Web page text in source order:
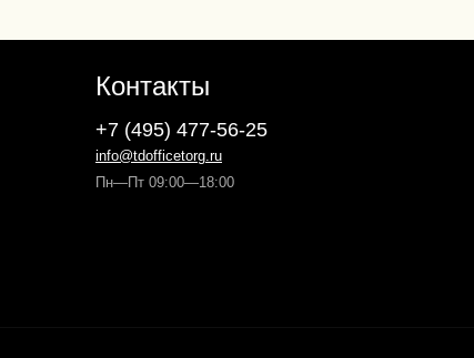
Контакты
+7 (495) 477-56-25
info@tdofficetorg.ru
Пн—Пт 09:00—18:00